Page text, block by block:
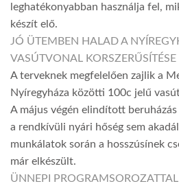
leghatékonyabban használja fel,
készít elő.
JÓ ÜTEMBEN HALAD A
VASÚTVONAL KORSZERŰSÍTÉSE
A terveknek megfelelően zajlik a
Nyíregyháza közötti 100c jelű
A május végén elindított
a rendkívüli nyári hőség sem
munkálatok során a hosszúsínek
már elkészült.
ÜNNEPI